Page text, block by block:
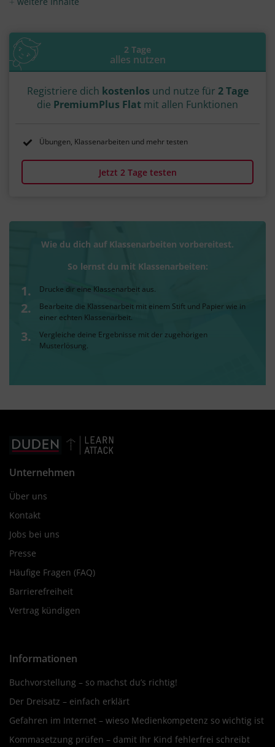
#Wormser Konkordat
#1155
#Wahlkönigtum
#Erbkönigtum
#Königswahl
#Heinrich V.
#der Fünfte
#1152
#1159
#Papst
2 Tage
alles nutzen
Registriere dich kostenlos und nutze für 2 Tage
die PremiumPlus Flat mit allen Funktionen
Übungen, Klassenarbeiten und mehr testen
Jetzt 2 Tage testen
Wie du dich auf Klassenarbeiten vorbereitest.
So lernst du mit Klassenarbeiten:
Drucke dir eine Klassenarbeit aus.
Bearbeite die Klassenarbeit mit einem Stift und Papier wie in
einer echten Klassenarbeit.
Vergleiche deine Ergebnisse mit der zugehörigen
Musterlösung.
Unternehmen
Über uns
Kontakt
Jobs bei uns
Presse
Häufige Fragen (FAQ)
Barrierefreiheit
Vertrag kündigen
Informationen
Buchvorstellung – so machst du’s richtig!
Der Dreisatz – einfach erklärt
Gefahren im Internet – wieso Medienkompetenz so wichtig ist
Kommasetzung prüfen – damit Ihr Kind fehlerfrei schreibt